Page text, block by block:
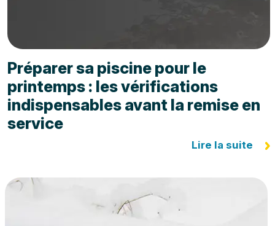
Préparer sa piscine pour le
printemps : les vérifications
indispensables avant la remise en
service
Lire la suite